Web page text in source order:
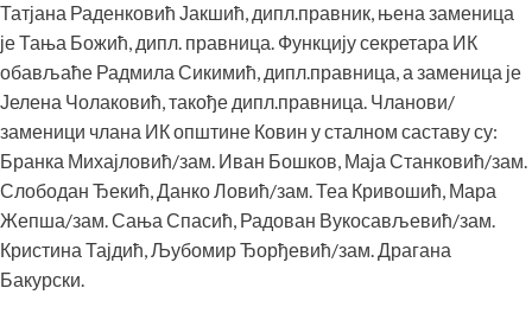
Татјана Раденковић Јакшић, дипл.правник, њена заменица
је Тања Божић, дипл. правница. Функцију секретара ИК
обављаће Радмила Сикимић, дипл.правница, а заменица је
Јелена Чолаковић, такође дипл.правница. Чланови/
заменици члана ИК општине Ковин у сталном саставу су:
Бранка Михајловић/зам. Иван Бошков, Маја Станковић/зам.
Слободан Ђекић, Данко Ловић/зам. Теа Кривошић, Мара
Жепша/зам. Сања Спасић, Радован Вукосављевић/зам.
Кристина Тајдић, Љубомир Ђорђевић/зам. Драгана
Бакурски.